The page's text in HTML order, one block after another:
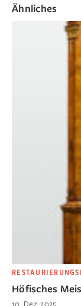
Ähnliches
Höfisches
10. Dez. 2025